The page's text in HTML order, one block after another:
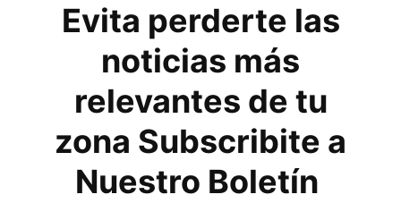
Evita perderte las
noticias más
relevantes de tu
zona Subscribite a
Nuestro Boletín